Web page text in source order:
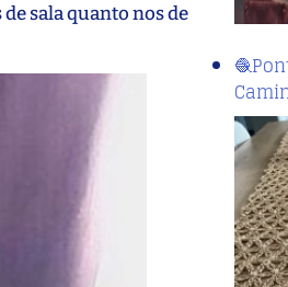
sala quanto nos de